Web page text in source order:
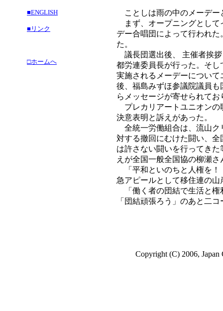
■ENGLISH
■リンク
□ホームへ
ことしは雨の中のメーデー
まず、オープニングとして
デー合唱団によって行われ
た。
議長団選出後、 主催者挨
都労連委員長が行った。そ
実施されるメーデーについ
後、福島みずほ参議院議員
らメッセージが寄せられて
プレカリアートユニオンの
決意表明と訴えがあった。
全統一労働組合は、流山ク
対する撤回にむけた闘い、
は許さない闘いを行ってき
えが全国一般全国協の柳瀬
「平和といのちと人権を！
急アピールとして移住連の
「働く者の団結で生活と権
「団結頑張ろう」のあと二
Copyright (C) 2006, Japan